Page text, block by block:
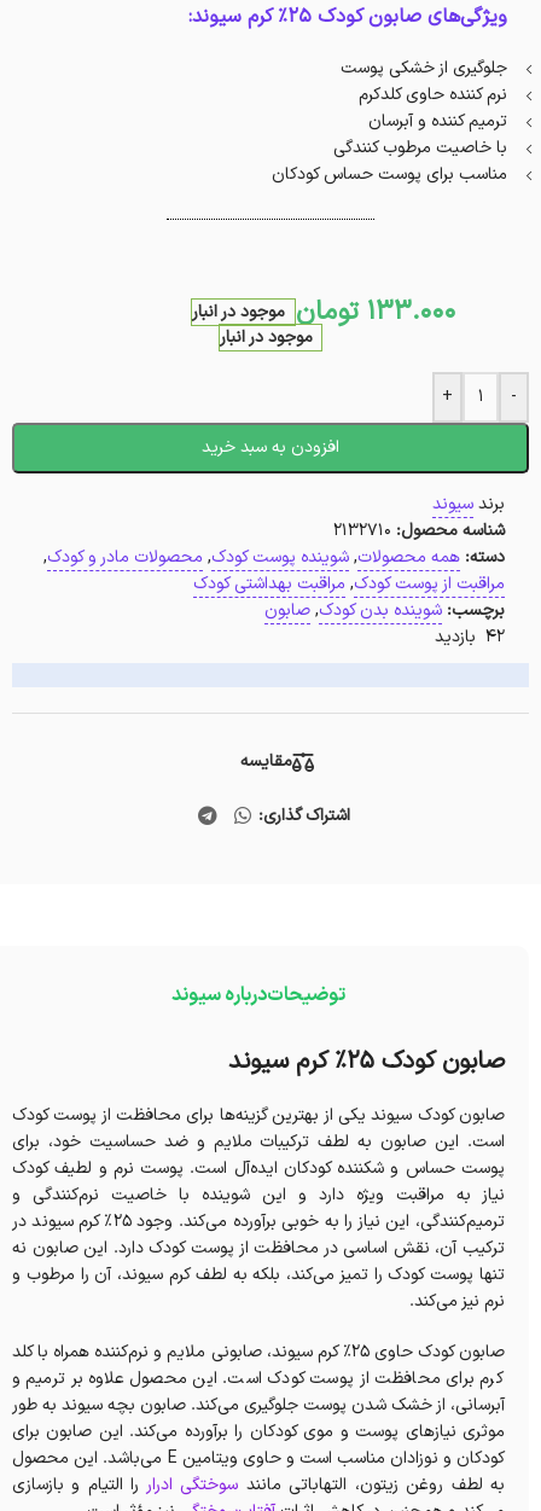
ویژگی‌های صابون کودک 25% کرم سیوند:
جلوگیری از خشکی پوست
نرم کننده حاوی کلدکرم
ترمیم کننده و آبرسان
با خاصیت مرطوب کنندگی
مناسب برای پوست حساس کودکان
133.000 تومان موجود در انبار
موجود در انبار
-
+
افزودن به سبد خرید
برندسیوند
شناسه محصول: 2132710
دسته: همه محصولات,شوینده پوست کودک, محصولات مادر و کودک,
مراقبت از پوست کودک, مراقبت بهداشتی کودک
برچسب: شوینده بدن کودک,صابون
42 بازدید
مقایسه
اشتراک گذاری:
توضیحاتدرباره سیوند
صابون کودک 25% کرم سیوند
صابون کودک سیوند یکی از بهترین گزینه‌ها برای محافظت از پوست کودک
است. این صابون به لطف ترکیبات ملایم و ضد حساسیت خود، برای
پوست حساس و شکننده کودکان ایده‌آل است. پوست نرم و لطیف کودک
نیاز به مراقبت ویژه دارد و این شوینده با خاصیت نرم‌کنندگی و
ترمیم‌کنندگی، این نیاز را به خوبی برآورده می‌کند. وجود ۲۵٪ کرم سیوند در
ترکیب آن، نقش اساسی در محافظت از پوست کودک دارد. این صابون نه
تنها پوست کودک را تمیز می‌کند، بلکه به لطف کرم سیوند، آن را مرطوب و
نرم نیز می‌کند.
صابون کودک حاوی ۲۵٪ کرم سیوند، صابونی ملایم و نرم‌کننده همراه با کلد
کرم برای محافظت از پوست کودک است. این محصول علاوه بر ترمیم و
آبرسانی، از خشک شدن پوست جلوگیری می‌کند. صابون بچه سیوند به طور
موثری نیازهای پوست و موی کودکان را برآورده می‌کند. این صابون برای
کودکان و نوزادان مناسب است و حاوی ویتامین E می‌باشد. این محصول
به لطف روغن زیتون، التهاباتی مانند سوختگی ادراررا التیام و بازسازی